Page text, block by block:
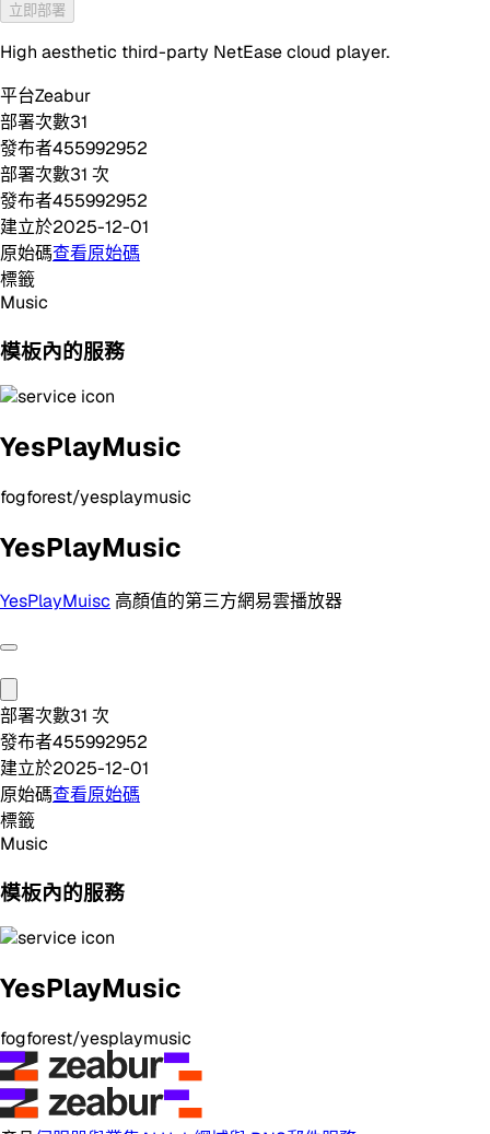
立即部署
High aesthetic third-party NetEase cloud player.
平台Zeabur
部署次數31
發布者455992952
部署次數31 次
發布者455992952
建立於2025-12-01
原始碼查看原始碼
標籤
Music
模板內的服務
YesPlayMusic
fogforest/yesplaymusic
YesPlayMusic
YesPlayMuisc 高顏值的第三方網易雲播放器
部署次數31 次
發布者455992952
建立於2025-12-01
原始碼查看原始碼
標籤
Music
模板內的服務
YesPlayMusic
fogforest/yesplaymusic